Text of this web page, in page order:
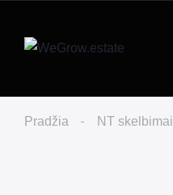
Pradžia NT skelbimai